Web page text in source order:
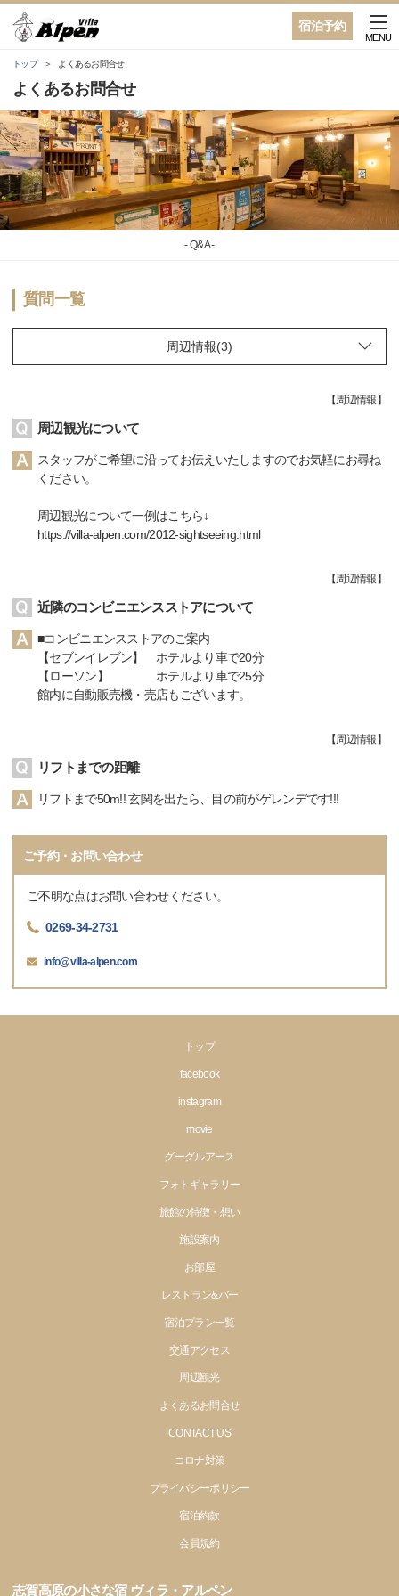
宿泊予約
MENU
トップ よくあるお問合せ
よくあるお問合せ
- Q&A -
質問一覧
【周辺情報 】
周辺観光について
スタッフがご希望に沿ってお伝えいたしますのでお気軽にお尋ね
ください。
周辺観光について一例はこちら↓
https://villa-alpen.com/2012-sightseeing.html
【周辺情報 】
近隣のコンビニエンスストアについて
■コンビニエンスストアのご案内
【セブンイレブン】 ホテルより車で20分
【ローソン】 ホテルより車で25分
館内に自動販売機・売店もございます。
【周辺情報 】
リフトまでの距離
リフトまで50m!! 玄関を出たら、目の前がゲレンデです!!!
ご予約・お問い合わせ
ご不明な点はお問い合わせください。
0269-34-2731
info@villa-alpen.com
トップ
facebook
instagram
movie
グーグルアース
フォトギャラリー
旅館の特徴・想い
施設案内
お部屋
レストラン&バー
宿泊プラン一覧
交通アクセス
周辺観光
よくあるお問合せ
CONTACT US
コロナ対策
プライバシーポリシー
宿泊約款
会員規約
志賀高原の小さな宿 ヴィラ・アルペン